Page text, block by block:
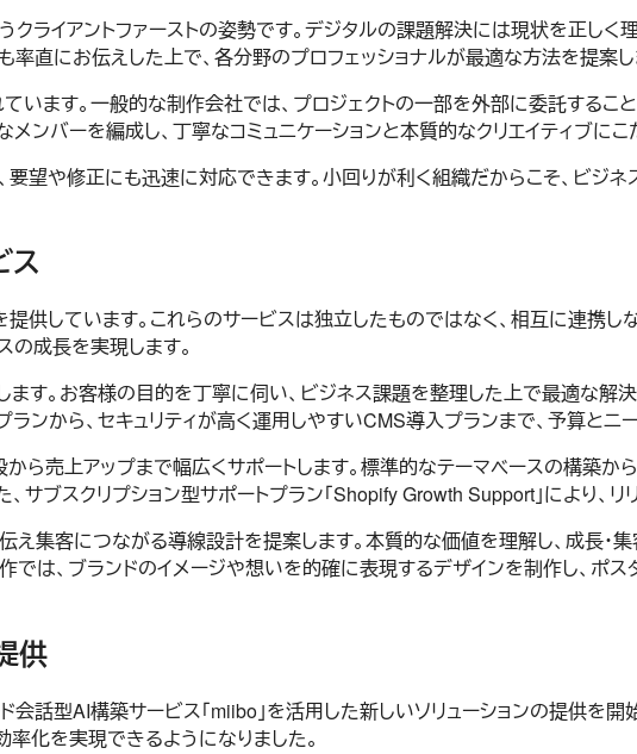
ライアントファーストの姿勢です。デジタルの課題解決には現状を正し
直にお伝えした上で、各分野のプロフェッショナルが最適な方法を提案し
います。一般的な制作会社では、プロジェクトの一部を外部に委託するこ
バーを編成し、丁寧なコミュニケーションと本質的なクリエイティブに
要望や修正にも迅速に対応できます。小回りが利く組織だからこそ、ビジ
ス
供しています。これらのサービスは独立したものではなく、相互に連携
の成長を実現します。
す。お客様の目的を丁寧に伺い、ビジネス課題を整理した上で最適な解
ンから、セキュリティが高く運用しやすいCMS導入プランまで、予算とニ
ら売上アップまで幅広くサポートします。標準的なテーマベースの構築か
サブスクリプション型サポートプラン「Shopify Growth Support」により、
え集客につながる導線設計を提案します。本質的な価値を理解し、成長・
では、ブランドのイメージや想いを的確に表現するデザインを制作し、ポス
供
会話型AI構築サービス「miibo」を活用した新しいソリューションの提供を
化を実現できるようになりました。